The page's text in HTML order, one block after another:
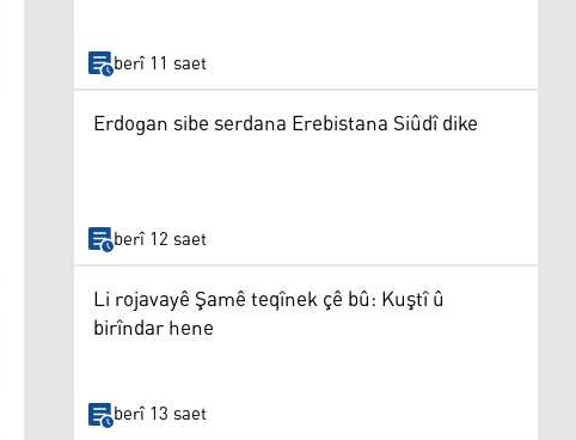
berî 11 saet
Erdogan sibe serdana Erebistana Siûdî dike
berî 12 saet
Li rojavayê Şamê teqînek çê bû: Kuştî û
birîndar hene
berî 13 saet